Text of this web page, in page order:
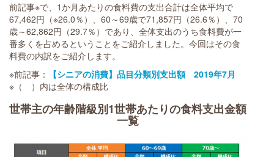
前記事※で、1か月あたりの食料費の支出合計は全体平均で
67,462円（※26.0％）、60～69歳で71,857円（26.6％）、70
歳～62,862円（29.7％）であり、全体支出のうち食料費が一
番多くを占めるということをご紹介しました。今回はその食
料費の内訳をご紹介します。
※前記事：
【シニアの消費】品目分類別支出額 2019年7月
※（ ）内は全体の構成比
世帯主の年齢階級別1世帯あたりの食料支出金額
一覧